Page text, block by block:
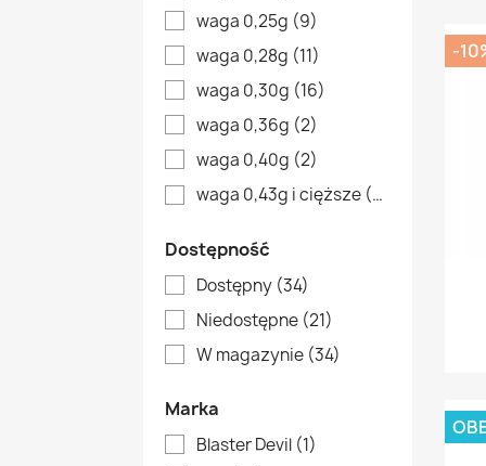
waga 0,25g (9)
waga 0,28g (11)
waga 0,30g (16)
waga 0,36g (2)
waga 0,40g (2)
waga 0,43g i cięższe (9)
Dostępność
Dostępny (34)
Niedostępne (21)
W magazynie (34)
Marka
Blaster Devil (1)
-